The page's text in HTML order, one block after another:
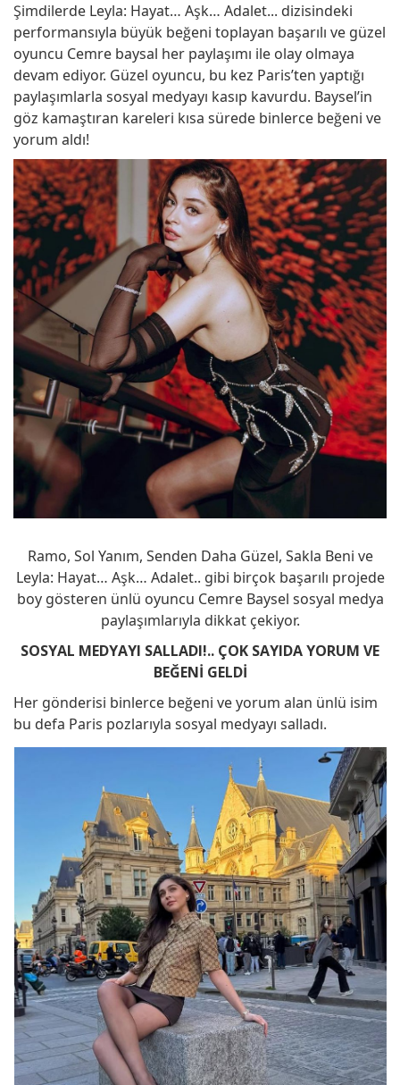
Şimdilerde Leyla: Hayat… Aşk… Adalet... dizisindeki
performansıyla büyük beğeni toplayan başarılı ve güzel
oyuncu Cemre baysal her paylaşımı ile olay olmaya
devam ediyor. Güzel oyuncu, bu kez Paris’ten yaptığı
paylaşımlarla sosyal medyayı kasıp kavurdu. Baysel’in
göz kamaştıran kareleri kısa sürede binlerce beğeni ve
yorum aldı!
Ramo, Sol Yanım, Senden Daha Güzel, Sakla Beni ve
Leyla: Hayat… Aşk… Adalet.. gibi birçok başarılı projede
boy gösteren ünlü oyuncu Cemre Baysel sosyal medya
paylaşımlarıyla dikkat çekiyor.
SOSYAL MEDYAYI SALLADI!.. ÇOK SAYIDA YORUM VE
BEĞENİ GELDİ
Her gönderisi binlerce beğeni ve yorum alan ünlü isim
bu defa Paris pozlarıyla sosyal medyayı salladı.